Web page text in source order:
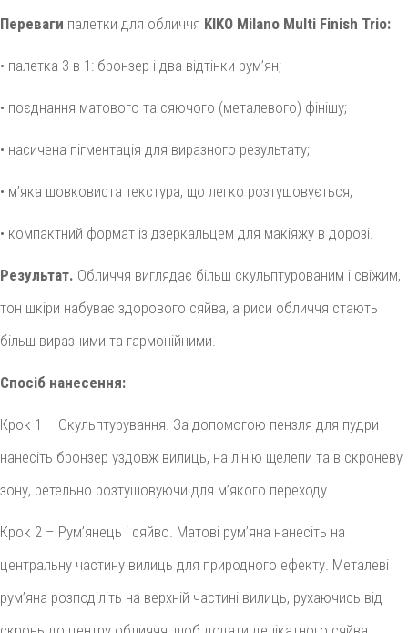
Переваги палетки для обличчя KIKO Milano Multi Finish Trio:
• палетка 3-в-1: бронзер і два відтінки рум’ян;
• поєднання матового та сяючого (металевого) фінішу;
• насичена пігментація для виразного результату;
• м’яка шовковиста текстура, що легко розтушовується;
• компактний формат із дзеркальцем для макіяжу в дорозі.
Результат. Обличчя виглядає більш скульптурованим і свіжим,
тон шкіри набуває здорового сяйва, а риси обличчя стають
більш виразними та гармонійними.
Спосіб нанесення:
Крок 1 – Скульптурування. За допомогою пензля для пудри
нанесіть бронзер уздовж вилиць, на лінію щелепи та в скроневу
зону, ретельно розтушовуючи для м’якого переходу.
Крок 2 – Рум’янець і сяйво. Матові рум’яна нанесіть на
центральну частину вилиць для природного ефекту. Металеві
рум’яна розподіліть на верхній частині вилиць, рухаючись від